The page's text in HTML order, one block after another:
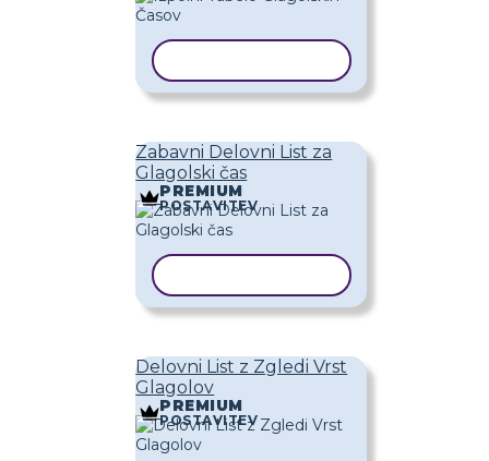
Zabavni Delovni List za
Glagolski čas
PREMIUM
POSTAVITEV
Delovni List z Zgledi Vrst
Glagolov
PREMIUM
POSTAVITEV